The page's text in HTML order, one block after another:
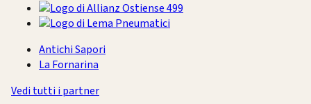
Antichi Sapori
La Fornarina
Vedi tutti i partner